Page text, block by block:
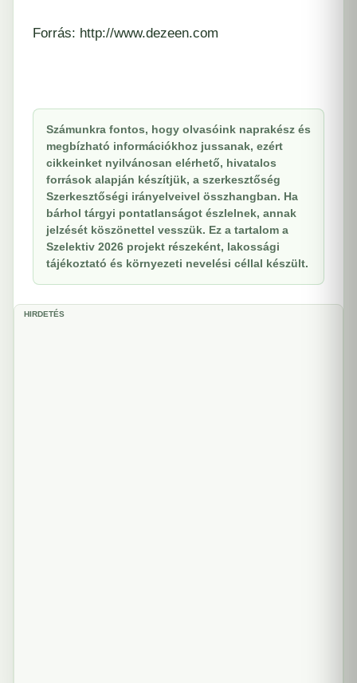
Forrás: http://www.dezeen.com
Számunkra fontos, hogy olvasóink naprakész és
megbízható információkhoz jussanak, ezért
cikkeinket nyilvánosan elérhető, hivatalos
források alapján készítjük, a szerkesztőség
Szerkesztőségi irányelveivel összhangban. Ha
bárhol tárgyi pontatlanságot észlelnek, annak
jelzését köszönettel vesszük. Ez a tartalom a
Szelektiv 2026 projekt részeként, lakossági
tájékoztató és környezeti nevelési céllal készült.
HIRDETÉS